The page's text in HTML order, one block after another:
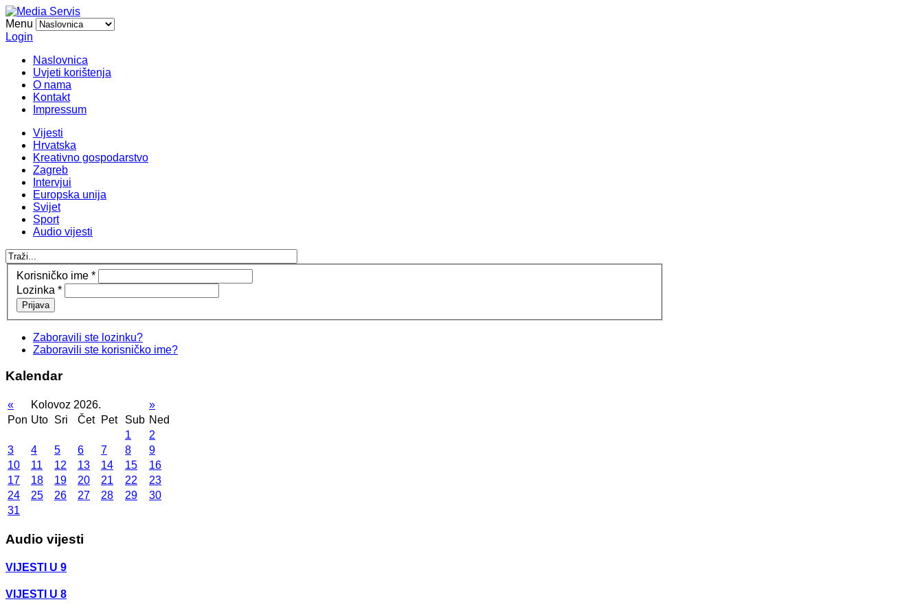
Menu
Login
Naslovnica
Uvjeti korištenja
O nama
Kontakt
Impressum
Vijesti
Hrvatska
Kreativno gospodarstvo
Zagreb
Intervjui
Europska unija
Svijet
Sport
Audio vijesti
Korisničko ime *
Lozinka *
Prijava
Zaboravili ste lozinku?
Zaboravili ste korisničko ime?
Kalendar
« Kolovoz 2026.
»
Pon Uto Sri Čet Pet Sub Ned
1
2
3
4 5 6 7 8
9
10
11 12 13 14 15
16
17
18 19 20 21 22
23
24
25 26 27 28 29
30
31
Audio vijesti
VIJESTI U 9
VIJESTI U 8